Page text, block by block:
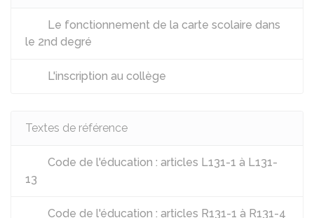
Le fonctionnement de la carte scolaire dans
le 2nd degré
L'inscription au collège
Textes de référence
Code de l'éducation : articles L131-1 à L131-
13
Code de l'éducation : articles R131-1 à R131-4